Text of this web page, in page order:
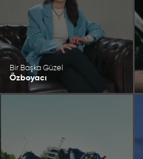
Bir Başka Güzel
Özboyacı